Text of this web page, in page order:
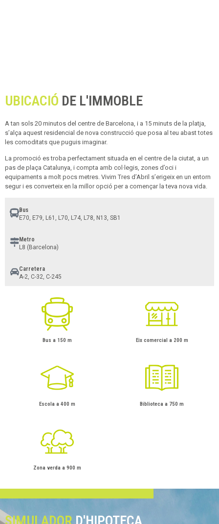
UBICACIÓ DE L'IMMOBLE
A tan sols 20 minutos del centre de Barcelona, i a 15 minuts de la platja,
s’alça aquest residencial de nova construcció que posa al teu abast totes
les comoditats que puguis imaginar.
La promoció es troba perfectament situada en el centre de la ciutat, a un
pas de plaça Catalunya, i compta amb col·legis, zones d’oci i
equipaments a molt pocs metres. Vivim Tres d’Abril s’erigeix en un entorn
segur i es converteix en la millor opció per a començar la teva nova vida.
Bus
E70, E79, L61, L70, L74, L78, N13, SB1
Metro
L8 (Barcelona)
Carretera
A-2, C-32, C-245
Bus a 150 m Eix comercial a 200 m
Escola a 400 m Biblioteca a 750 m
Zona verda a 900 m